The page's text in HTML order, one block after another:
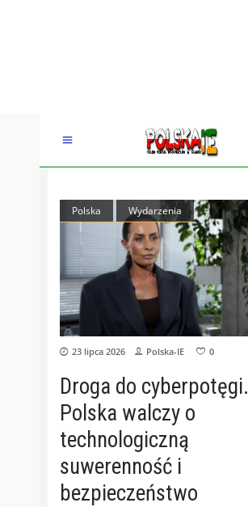
Polska Wydarzenia
23 lipca 2026 Polska-IE 0
Droga do cyberpotęgi.
Polska walczy o
technologiczną
suwerenność i
bezpieczeństwo